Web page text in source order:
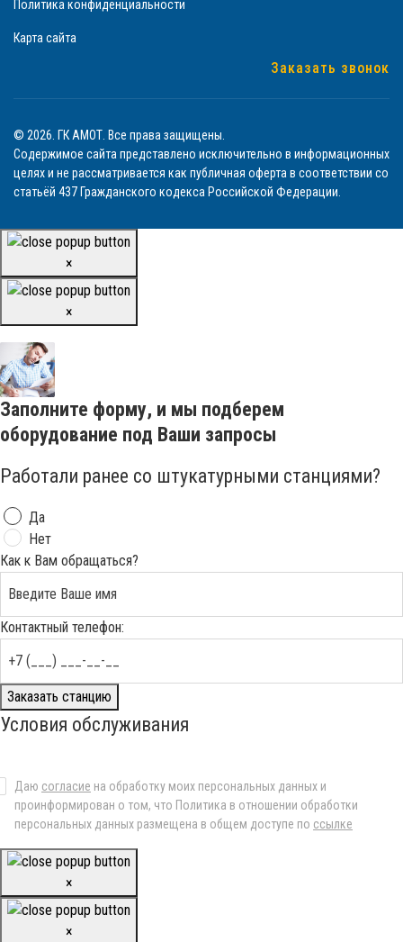
Политика конфиденциальности
Карта сайта
Заказать звонок
© 2026. ГК АМОТ. Все права защищены.
Содержимое сайта представлено исключительно в информационных
целях и не рассматривается как публичная оферта в соответствии со
статьёй 437 Гражданского кодекса Российской Федерации.
×
×
Заполните форму, и мы подберем
оборудование под Ваши запросы
Работали ранее со штукатурными станциями?
Да
Нет
Как к Вам обращаться?
Контактный телефон:
Заказать станцию
Условия обслуживания
Даю согласие на обработку моих персональных данных и
проинформирован о том, что Политика в отношении обработки
персональных данных размещена в общем доступе по ссылке
×
×